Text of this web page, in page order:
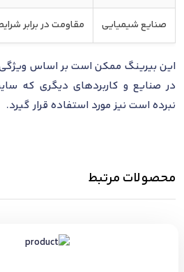
صنایع شیمیایی مقاومت در برابر
این بیرینگ ممکن است بر اساس
در صنایع و کاربردهای دیگری که
نبرده است نیز مورد استفاده قرار گیرد.
محصولات مرتبط